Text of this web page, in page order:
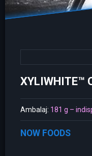
XYLIWHITE™
Ambalaj: 181 g –
NOW FOODS